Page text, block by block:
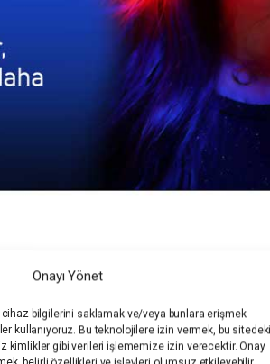
Onayı Yönet
bilgilerini saklamak ve/veya bunlara erişmek
kullanıyoruz. Bu teknolojilere izin vermek, bu
kimlikler gibi verileri işlememize izin verecektir. Onay
sürekli değişken renk sıcaklığı
karşılamak, diğer armatürlerle
ve yüksek CRI 96 / TLCI 98